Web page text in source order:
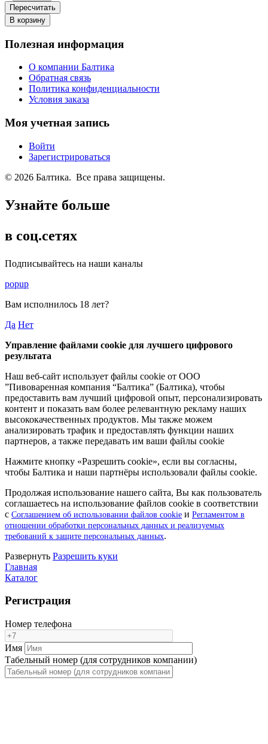
Пересчитать
В корзину
Полезная информация
О компании Балтика
Обратная связь
Политика конфиденциальности
Условия заказа
Моя учетная запись
Войти
Зарегистрироваться
© 2026 Балтика. Все права защищены.
Узнайте больше
в соц.сетях
Подписывайтесь на наши каналы
popup
Вам исполнилось 18 лет?
Да Нет
Управление файлами cookie для лучшего цифрового
результата
Наш веб-сайт использует файлы cookie от ООО
”Пивоваренная компания “Балтика” (Балтика), чтобы
предоставить вам лучший цифровой опыт, персонализировать
контент и показать вам более релевантную рекламу наших
высококачественных продуктов. Мы также можем
анализировать трафик и предоставлять функции наших
партнеров, а также передавать им ваши файлы cookie
Нажмите кнопку «Разрешить cookie», если вы согласны,
чтобы Балтика и наши партнёры использовали файлы cookie.
Продолжая использование нашего сайта, Вы как пользователь
соглашаетесь на использование файлов cookie в соответствии
с Соглашением об использовании файлов cookie и Регламентом в
отношении обработки персональных данных и реализуемых
требований к защите персональных данных.
Pазвернуть Разрешить куки
Главная
Каталог
Регистрация
Номер телефона
Имя
Табельный номер (для сотрудников компании)